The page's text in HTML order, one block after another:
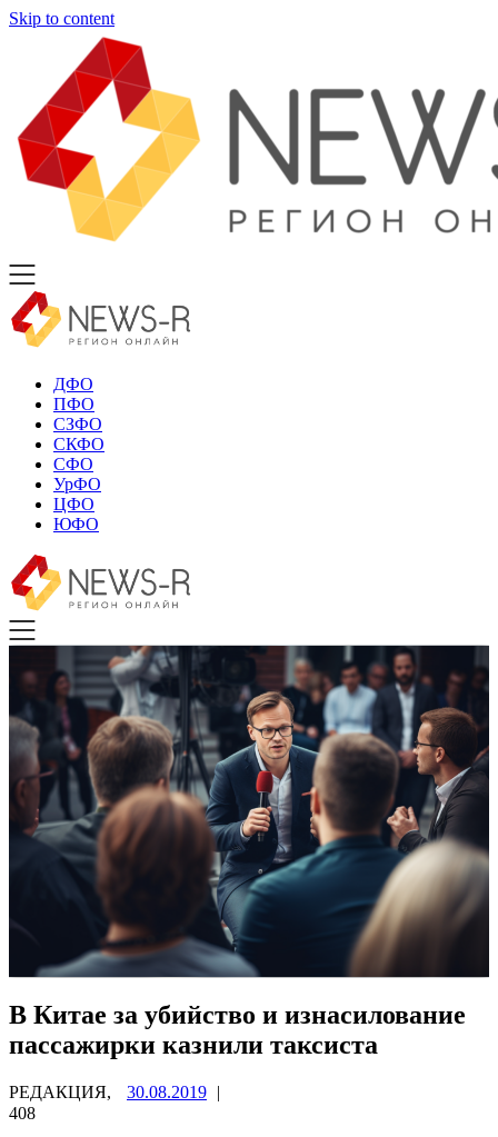
Skip to content
ДФО
ПФО
СЗФО
СКФО
СФО
УрФО
ЦФО
ЮФО
В Китае за убийство и изнасилование
пассажирки казнили таксиста
РЕДАКЦИЯ, 30.08.2019 |
408